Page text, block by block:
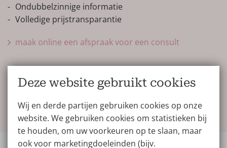
Ondubbelzinnige informatie
Volledige prijstransparantie
maak online een afspraak voor een consult
Operatie
Deze website gebruikt cookies
Wij en derde partijen gebruiken cookies op onze
website. We gebruiken cookies om statistieken bij
te houden, om uw voorkeuren op te slaan, maar
ook voor marketingdoeleinden (bijv.